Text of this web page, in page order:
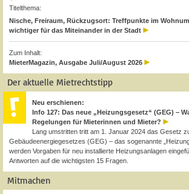
Titelthema:
Nische, Freiraum, Rückzugsort: Treffpunkte im
wichtiger für das Miteinander in der Stadt
Zum Inhalt:
MieterMagazin, Ausgabe Juli/August 2026
Der aktuelle Mietrechtstipp
Neu erschienen:
Info 127: Das neue „Heizungsgesetz“ (GEG) –
Regelungen für Mieterinnen und Mieter?
Lang umstritten tritt am 1. Januar 2024 das Gesetz
Gebäudeenergiegesetzes (GEG) – das sogenannte
werden Vorgaben für neu installierte Heizungsanlagen
Antworten auf die wichtigsten 15 Fragen.
Mitmachen